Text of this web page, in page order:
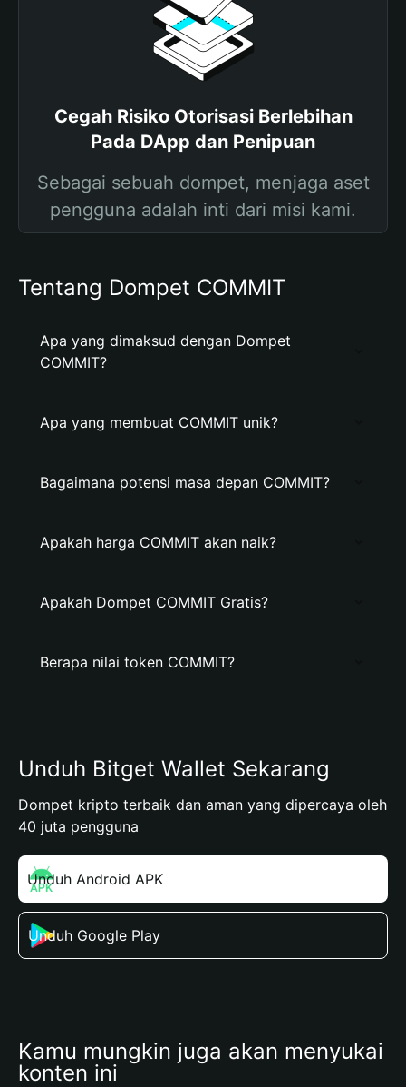
Cegah Risiko Otorisasi Berlebihan
Pada DApp dan Penipuan
Sebagai sebuah dompet, menjaga aset
pengguna adalah inti dari misi kami.
Tentang Dompet COMMIT
Apa yang dimaksud dengan Dompet
COMMIT?
Apa yang membuat COMMIT unik?
Bagaimana potensi masa depan COMMIT?
Apakah harga COMMIT akan naik?
Apakah Dompet COMMIT Gratis?
Berapa nilai token COMMIT?
Unduh Bitget Wallet Sekarang
Dompet kripto terbaik dan aman yang dipercaya oleh
40 juta pengguna
Unduh Android APK
Unduh Google Play
Kamu mungkin juga akan menyukai
konten ini